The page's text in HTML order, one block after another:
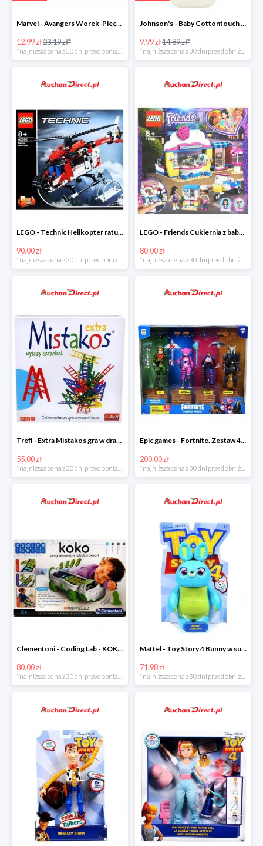
Marvel - Avangers Worek-Plecak
12.99 zł23.19 zł*
*najniższa cena z 30 dni przed obniżką
Johnson's - Baby Cottontouch mleczko do twarzy i ciała
9.99 zł14.89 zł*
*najniższa cena z 30 dni przed obniżką
LEGO - Technic Helikopter ratunkowy w super cenie
90.00 zł
LEGO - Friends Cukiernia z babeczkami Olivii w super cenie
80.00 zł
Trefl - Extra Mistakos gra w drabinki w super cenie
55.00 zł
Epic games - Fortnite. Zestaw 4 figurek + akcesoria w super cenie
200.00 zł
Clementoni - Coding Lab - KOKO programowalny robot krokodyl w super cenie
80.00 zł
*najniższa cena z 30 dni przed obniżką
Mattel - Toy Story 4 Bunny w super cenoe
71.98 zł
*najniższa cena z 30 dni przed obniżką